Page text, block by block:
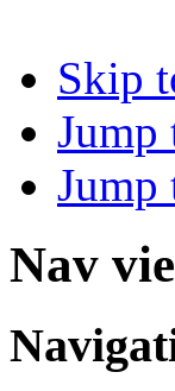
Skip
Jump
Nav